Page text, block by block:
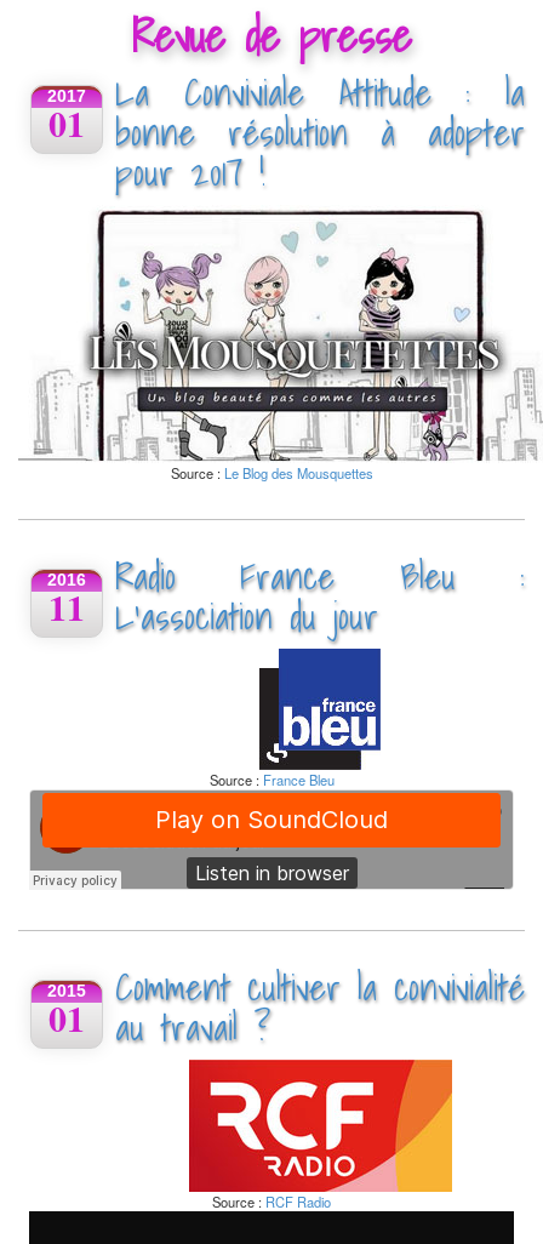
Revue de presse
2017
01
La Conviviale Attitude : la
bonne résolution à adopter
pour 2017 !
Source : Le Blog des Mousquettes
2016
11
Radio France Bleu :
L'association du jour
Source : France Bleu
2015
01
Comment cultiver la convivialité
au travail ?
Source : RCF Radio